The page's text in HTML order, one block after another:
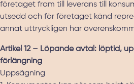
företaget fram till leverans till
utsedd och för företaget känd
annat uttryckligen har
Artikel 12 – Löpande avtal: löptid,
förlängning
Uppsägning